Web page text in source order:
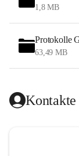
1,8 MB
Protokolle
63,49 MB
Kontakte